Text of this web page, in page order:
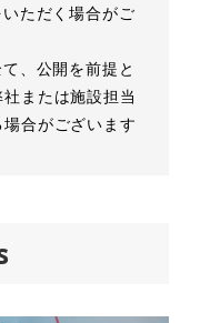
ただく場合がご
、公開を前提と
または施設担当
合がございます